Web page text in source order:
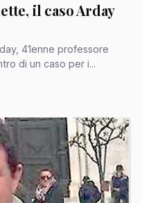
il caso Arday
di un caso per i...